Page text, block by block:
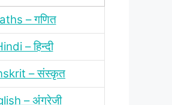
– गणित
– हिन्‍दी
– संस्‍कृत
– अंंग्रेजी